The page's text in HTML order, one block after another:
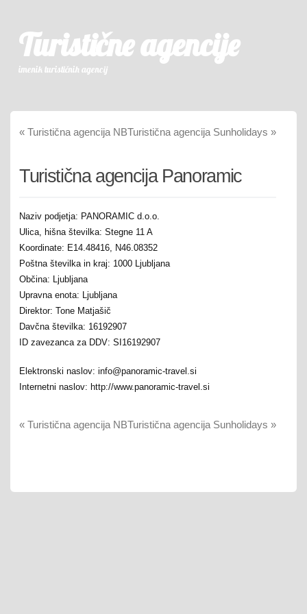
Turistične agencije
imenik turističnih agencij
« Turistična agencija NBTuristična agencija Sunholidays »
Turistična agencija Panoramic
Naziv podjetja: PANORAMIC d.o.o.
Ulica, hišna številka: Stegne 11 A
Koordinate: E14.48416, N46.08352
Poštna številka in kraj: 1000 Ljubljana
Občina: Ljubljana
Upravna enota: Ljubljana
Direktor: Tone Matjašič
Davčna številka: 16192907
ID zavezanca za DDV: SI16192907
Elektronski naslov: info@panoramic-travel.si
Internetni naslov: http://www.panoramic-travel.si
« Turistična agencija NBTuristična agencija Sunholidays »